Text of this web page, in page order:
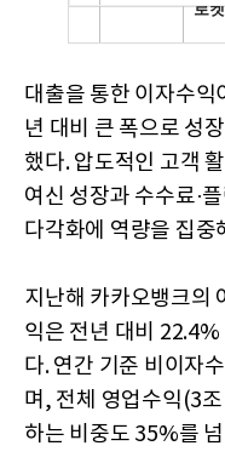
대출을 통한 이자수익
년 대비 큰 폭으로 성
했다. 압도적인 고객
여신 성장과 수수료·
다각화에 역량을 집중
지난해 카카오뱅크의
익은 전년 대비
다. 연간 기준 비이자
며, 전체 영업수익(3
하는 비중도 35%를